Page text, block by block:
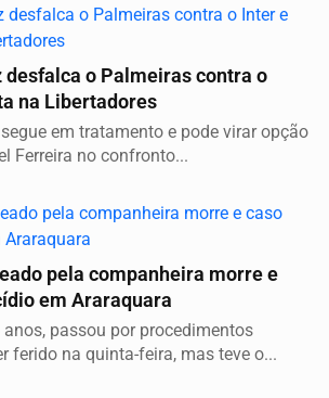
desfalca o Palmeiras contra o
na Libertadores
em tratamento e pode virar opção
Ferreira no confronto...
pela companheira morre e
em Araraquara
anos, passou por procedimentos
ferido na quinta-feira, mas teve o...